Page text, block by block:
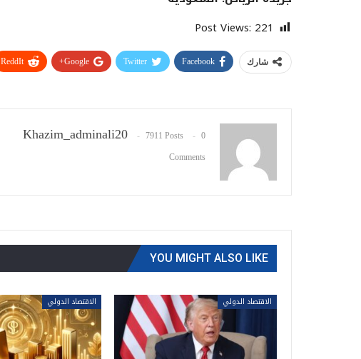
Post Views: 221
شارك Facebook
Twitter
Google+
ReddIt
Khazim_adminali20 7911 Posts 0
Comments
YOU MIGHT ALSO LIKE
الاقتصاد الدولي الاقتصاد الدولي